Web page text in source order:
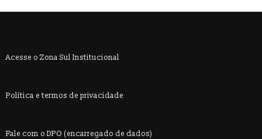
Acesse o Zona Sul Institucional
Política e termos de privacidade
Fale com o DPO (encarregado de dados)